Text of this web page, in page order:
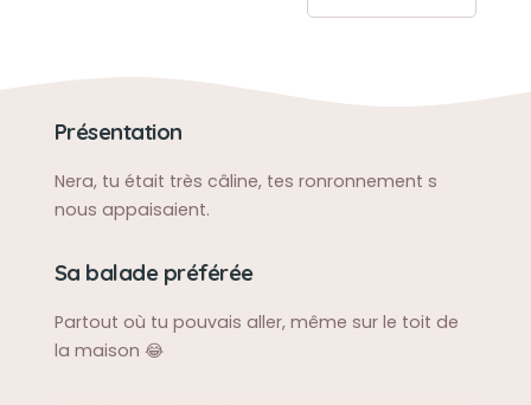
Présentation
Nera, tu était très câline, tes ronronnement s
nous appaisaient.
Sa balade préférée
Partout où tu pouvais aller, même sur le toit de
la maison 😂